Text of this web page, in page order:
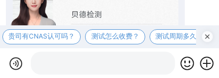
贵司有CNAS认可吗？ 测试怎么收费？ 测试周期多久？